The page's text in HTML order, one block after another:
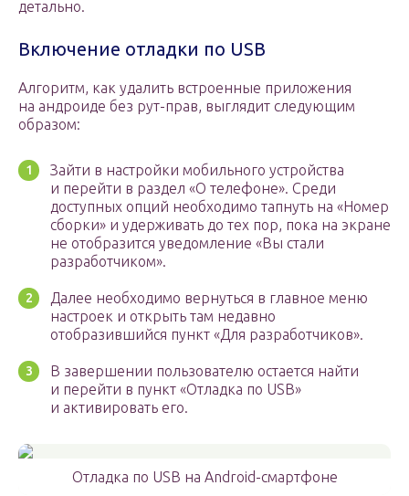
детально.
Включение отладки по USB
Алгоритм, как удалить встроенные приложения
на андроиде без рут-прав, выглядит следующим
образом:
Зайти в настройки мобильного устройства
и перейти в раздел «О телефоне». Среди
доступных опций необходимо тапнуть на «Номер
сборки» и удерживать до тех пор, пока на экране
не отобразится уведомление «Вы стали
разработчиком».
Далее необходимо вернуться в главное меню
настроек и открыть там недавно
отобразившийся пункт «Для разработчиков».
В завершении пользователю остается найти
и перейти в пункт «Отладка по USB»
и активировать его.
Отладка по USB на Android-смартфоне